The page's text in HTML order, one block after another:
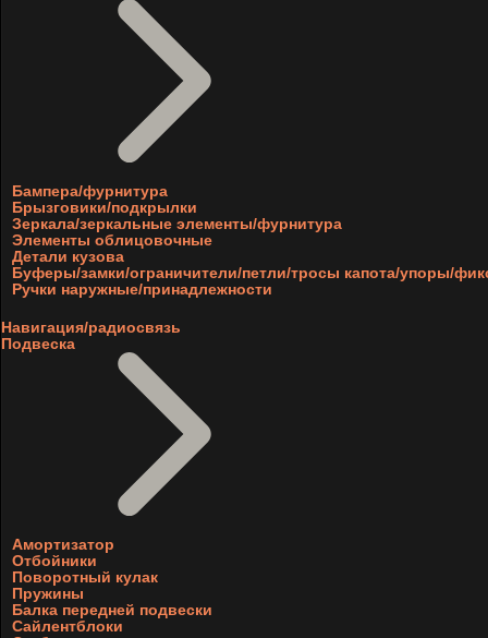
Бампера/фурнитура
Брызговики/подкрылки
Зеркала/зеркальные элементы/фурнитура
Элементы облицовочные
Детали кузова
Буферы/замки/ограничители/петли/тросы капота/упоры/
Ручки наружные/принадлежности
Навигация/радиосвязь
Подвеска
Амортизатор
Отбойники
Поворотный кулак
Пружины
Балка передней подвески
Сайлентблоки